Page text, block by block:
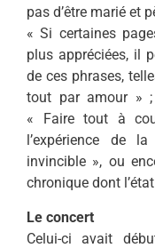
pas d’être marié et
« Si certaines
plus appréciées, il
de ces phrases,
tout par amour » ;
« Faire tout à
l’expérience de
invincible », ou
chronique dont
Le concert
Celui-ci avait